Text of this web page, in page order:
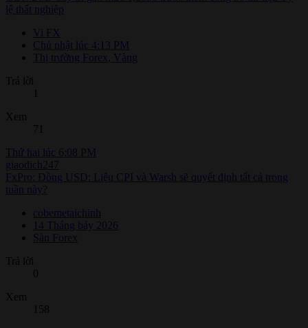
lệ thất nghiệp
Vi FX
Chủ nhật lúc 4:13 PM
Thị trường Forex, Vàng
Trả lời
Xem
71
Thứ hai lúc 6:08 PM
giaodich247
FxPro: Đồng USD: Liệu CPI và Warsh sẽ quyết định tất cả trong
tuần này?
cobemetaichinh
14 Tháng bảy 2026
Sàn Forex
Trả lời
0
Xem
158